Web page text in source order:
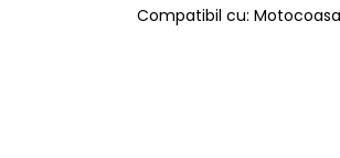
Compatibil cu: